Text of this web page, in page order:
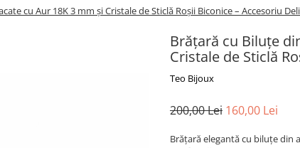
cu Aur 18K 3 mm și Cristale de Sticlă Roșii Biconice – Accesoriu
Brățară cu Biluțe
Cristale de Sticlă
Teo Bijoux
200,00 Lei 160,00 Lei
Brățară elegantă cu biluțe din